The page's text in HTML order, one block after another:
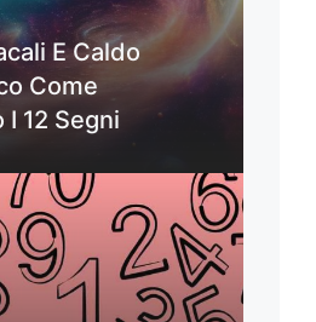
E Caldo
Come
I 12 Segni